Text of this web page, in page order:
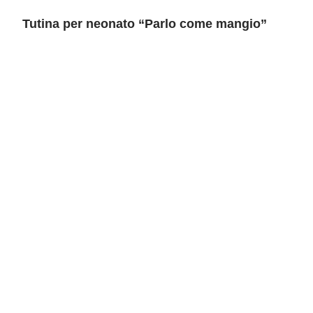
Tutina per neonato “Parlo come mangio”